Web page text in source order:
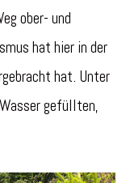
ober- und
hat hier in der
hat. Unter
gefüllten,